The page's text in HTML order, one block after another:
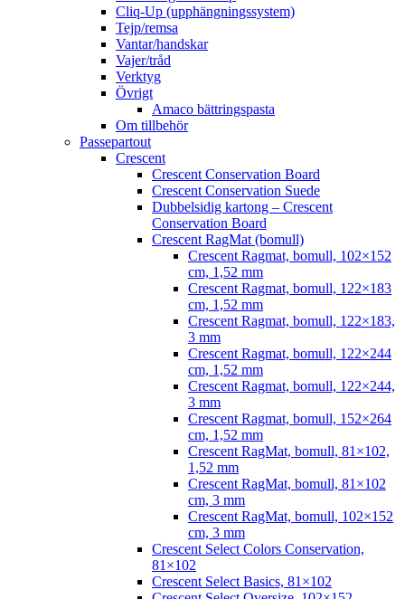
Cliq-Up (upphängningssystem)
Tejp/remsa
Vantar/handskar
Vajer/tråd
Verktyg
Övrigt
Amaco bättringspasta
Om tillbehör
Passepartout
Crescent
Crescent Conservation Board
Crescent Conservation Suede
Dubbelsidig kartong – Crescent
Conservation Board
Crescent RagMat (bomull)
Crescent Ragmat, bomull, 102×152
cm, 1,52 mm
Crescent Ragmat, bomull, 122×183
cm, 1,52 mm
Crescent Ragmat, bomull, 122×183,
3 mm
Crescent Ragmat, bomull, 122×244
cm, 1,52 mm
Crescent Ragmat, bomull, 122×244,
3 mm
Crescent Ragmat, bomull, 152×264
cm, 1,52 mm
Crescent RagMat, bomull, 81×102,
1,52 mm
Crescent RagMat, bomull, 81×102
cm, 3 mm
Crescent RagMat, bomull, 102×152
cm, 3 mm
Crescent Select Colors Conservation,
81×102
Crescent Select Basics, 81×102